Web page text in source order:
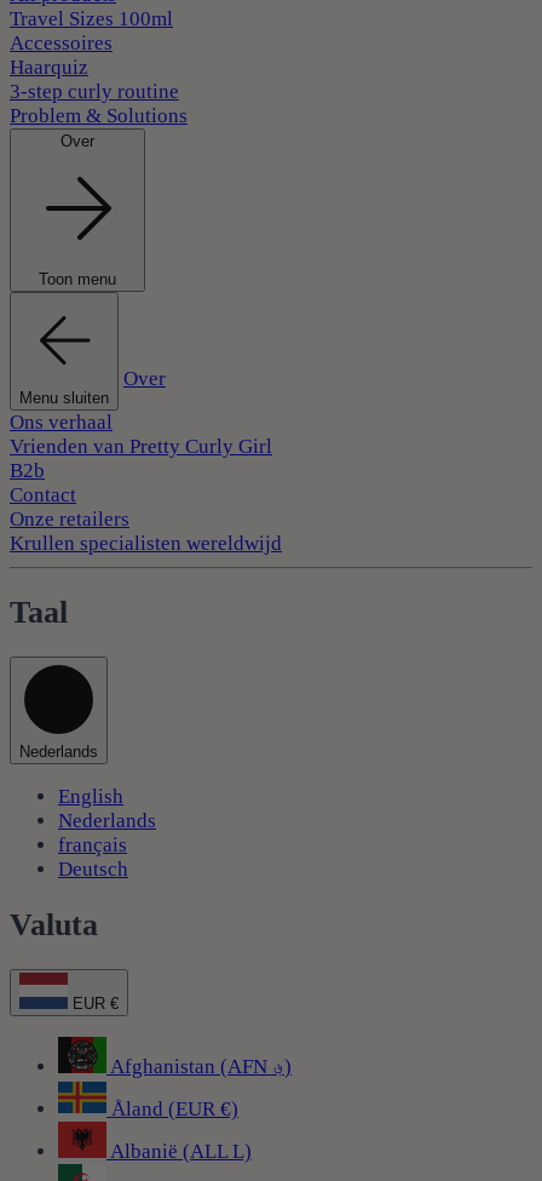
Travel Sizes 100ml
Accessoires
Haarquiz
3-step curly routine
Problem & Solutions
Over
Toon menu
Menu sluiten
Over
Ons verhaal
Vrienden van Pretty Curly Girl
B2b
Contact
Onze retailers
Krullen specialisten wereldwijd
Taal
Nederlands
English
Nederlands
français
Deutsch
Valuta
EUR €
Afghanistan (AFN ؋)
Åland (EUR €)
Albanië (ALL L)